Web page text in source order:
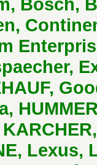
Lexus,